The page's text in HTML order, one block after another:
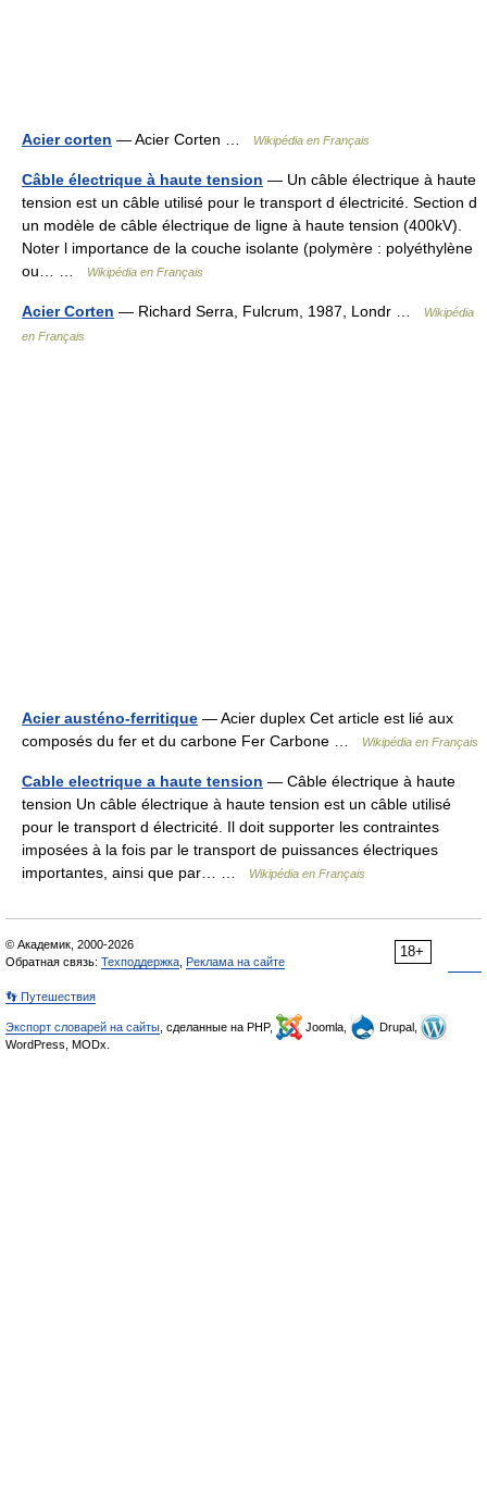
Acier corten — Acier Corten … Wikipédia en Français
Câble électrique à haute tension — Un câble électrique à haute
tension est un câble utilisé pour le transport d électricité. Section d
un modèle de câble électrique de ligne à haute tension (400kV).
Noter l importance de la couche isolante (polymère : polyéthylène
ou… …
Wikipédia en Français
Acier Corten — Richard Serra, Fulcrum, 1987, Londr …
Wikipédia
en Français
Acier austéno-ferritique — Acier duplex Cet article est lié aux
composés du fer et du carbone Fer Carbone …
Wikipédia en Français
Cable electrique a haute tension — Câble électrique à haute
tension Un câble électrique à haute tension est un câble utilisé
pour le transport d électricité. Il doit supporter les contraintes
imposées à la fois par le transport de puissances électriques
importantes, ainsi que par… …
Wikipédia en Français
18+
© Академик, 2000-2026
Обратная связь: Техподдержка Реклама на сайте
👣 Путешествия
Экспорт словарей на сайты , сделанные на PHP, Joomla,
Drupal,
WordPress, MODx.